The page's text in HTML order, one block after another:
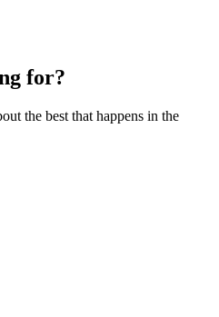
for?
the best that happens in the